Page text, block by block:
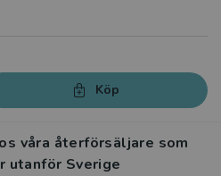
Köp
våra återförsäljare som
utanför Sverige